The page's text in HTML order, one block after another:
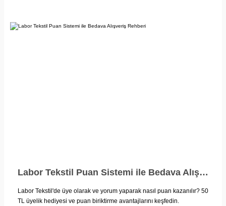
Labor Tekstil Puan Sistemi ile Bedava Alışveriş Rehberi
Labor Tekstil'de üye olarak ve yorum yaparak nasıl puan kazanılır? 50
TL üyelik hediyesi ve puan biriktirme avantajlarını keşfedin.